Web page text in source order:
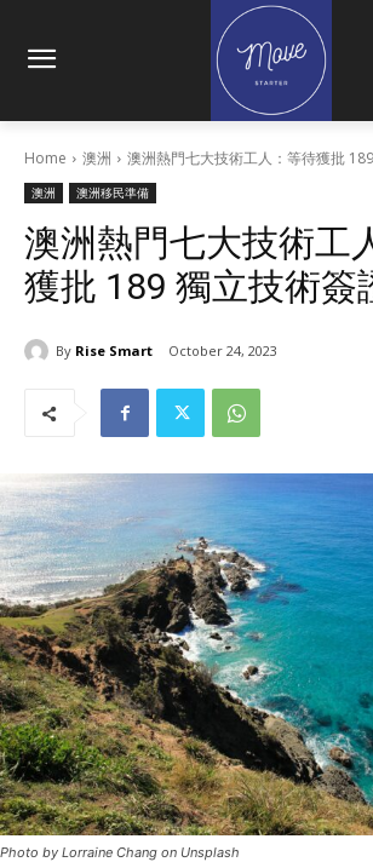
Home 澳洲 澳洲熱門七大技術工人：等待獲批
澳洲 澳洲移民準備
澳洲熱門七大技術工
獲批 189 獨立技術簽
By Rise Smart October 24, 2023
Photo by Lorraine Chang on Unsplash